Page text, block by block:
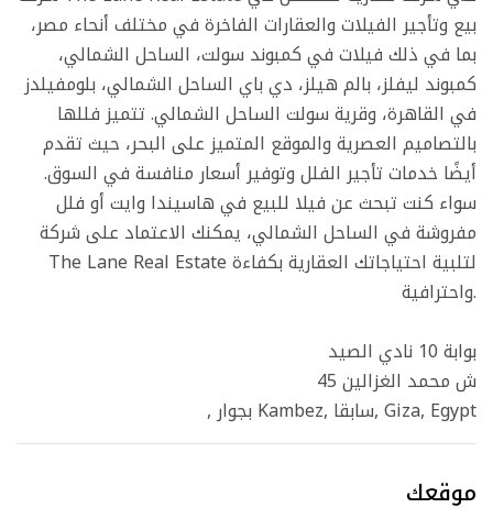
بيع وتأجير الفيلات والعقارات الفاخرة في مختلف أنحاء مصر،
بما في ذلك فيلات في كمبوند سولت، الساحل الشمالي،
كمبوند ليفلز، بالم هيلز، دي باي الساحل الشمالي، بلومفيلدز
في القاهرة، وقرية سولت الساحل الشمالي. تتميز فللها
بالتصاميم العصرية والموقع المتميز على البحر، حيث تقدم
أيضًا خدمات تأجير الفلل وتوفير أسعار منافسة في السوق.
سواء كنت تبحث عن فيلا للبيع في هاسيندا وايت أو فلل
مفروشة في الساحل الشمالي، يمكنك الاعتماد على شركة
The Lane Real Estate لتلبية احتياجاتك العقارية بكفاءة
واحترافية.
بوابة 10 نادي الصيد
45 ش محمد الغزالين
, بجوار Kambez, سابقا, Giza, Egypt
موقعك